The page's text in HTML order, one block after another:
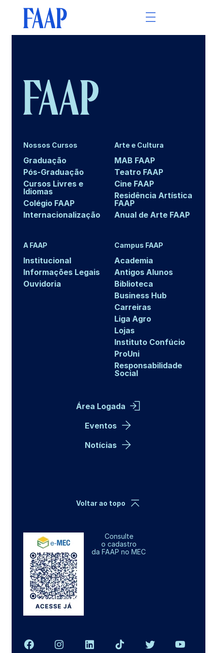
Nossos Cursos
Graduação
Pós-Graduação
Cursos Livres e
Idiomas
Colégio FAAP
Internacionalização
Arte e Cultura
MAB FAAP
Teatro FAAP
Cine FAAP
Residência Artística
FAAP
Anual de Arte FAAP
A FAAP
Institucional
Informações Legais
Ouvidoria
Campus FAAP
Academia
Antigos Alunos
Biblioteca
Business Hub
Carreiras
Liga Agro
Lojas
Instituto Confúcio
ProUni
Responsabilidade
Social
Área Logada
Eventos
Notícias
Consulte
o cadastro
da FAAP no MEC
Voltar ao topo